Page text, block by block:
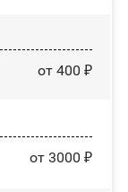
от 400 ₽
от 3000 ₽